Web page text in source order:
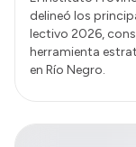
delineó los
lectivo 2026,
herramienta
en Río Negro.